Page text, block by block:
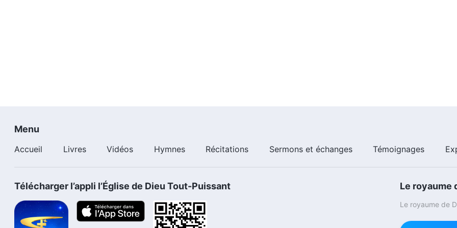
Menu
Accueil Livres Vidéos Hymnes Récitations Sermons et échanges Témoignages
Télécharger l’appli l’Église de Dieu Tout-Puissant Le royaume
Le royaume de